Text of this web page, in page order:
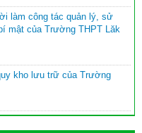
làm công tác quản lý, sử
mật của Trường THPT Lăk
kho lưu trữ của Trường